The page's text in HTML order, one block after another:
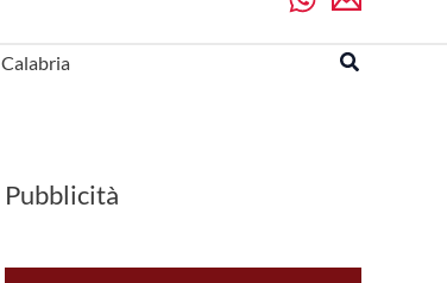
Calabria Cerca
Pubblicità